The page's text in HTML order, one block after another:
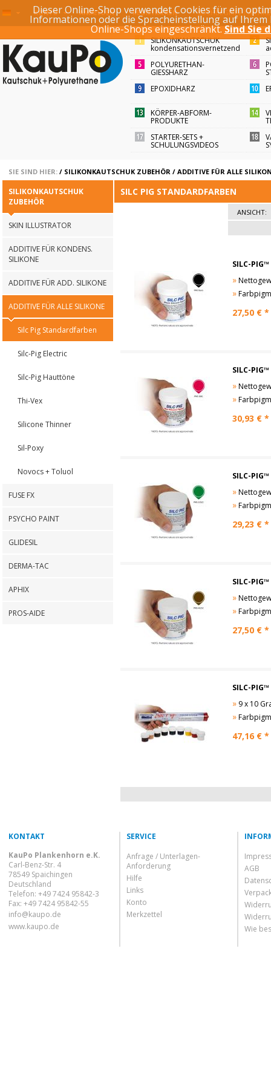
Dieser Online-Shop verwendet Cookies für ein
Informationen oder die Spracheinstellung auf
Online-Shops eingeschränkt.Sind Sie
KONTO ANMELDEN REGISTRIEREN SUCHBEGRIFF /
SILIKONKAUTSCHUK
kondensationsvernetzend
POLYURETHAN-
GIESSHARZ
EPOXIDHARZ
KÖRPER-ABFORM-
PRODUKTE
STARTER-SETS +
SCHULUNGSVIDEOS
SIE SIND HIER: / SILIKONKAUTSCHUK ZUBEHÖR / ADDITIVE FÜR ALLE
SILIKONKAUTSCHUK
ZUBEHÖR
SKIN ILLUSTRATOR
ADDITIVE FÜR KONDENS.
SILIKONE
ADDITIVE FÜR ADD. SILIKONE
ADDITIVE FÜR ALLE SILIKONE
Silc Pig Standardfarben
Silc-Pig Electric
Silc-Pig Hauttöne
Thi-Vex
Silicone Thinner
Sil-Poxy
Novocs + Toluol
FUSE FX
PSYCHO PAINT
GLIDESIL
DERMA-TAC
APHIX
PROS-AIDE
SILC PIG STANDARDFARBEN
ANSICHT:
SILC-
»
»
27,50 € *
SILC-
»
»
30,93 € *
SILC-
»
»
29,23 € *
SILC-
»
»
27,50 € *
SILC-
» 9 x 10
»
47,16 € *
KONTAKT
KauPo Plankenhorn e.K.
Carl-Benz-Str. 4
78549 Spaichingen
Deutschland
Telefon: +49 7424 95842-3
Fax: +49 7424 95842-55
info@kaupo.de
www.kaupo.de
SERVICE
Anfrage / Unterlagen-
Anforderung
Hilfe
Links
Konto
Merkzettel
AGB
Wie